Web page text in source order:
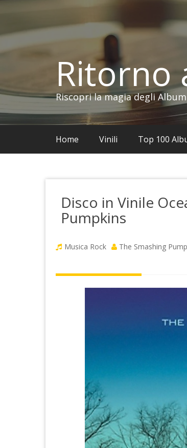
contenuto
Ritorno
Riscopri la magia degli
Home Vinili Top 100
Disco in Vinile
Pumpkins
Musica Rock The Smashing